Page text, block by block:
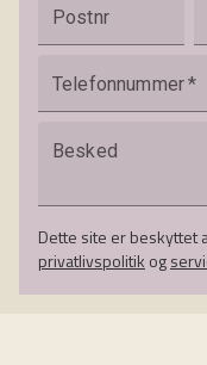
Postnr
Telefonnummer*
Besked
Dette site er beskyttet
privatlivspolitik og